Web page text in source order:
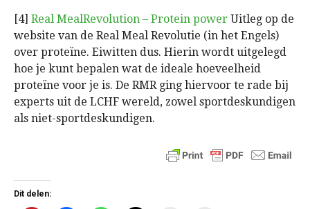
[4] Real MealRevolution – Protein power Uitleg op de
website van de Real Meal Revolutie (in het Engels)
over proteïne. Eiwitten dus. Hierin wordt uitgelegd
hoe je kunt bepalen wat de ideale hoeveelheid
proteïne voor je is. De RMR ging hiervoor te rade bij
experts uit de LCHF wereld, zowel sportdeskundigen
als niet-sportdeskundigen.
Dit delen: